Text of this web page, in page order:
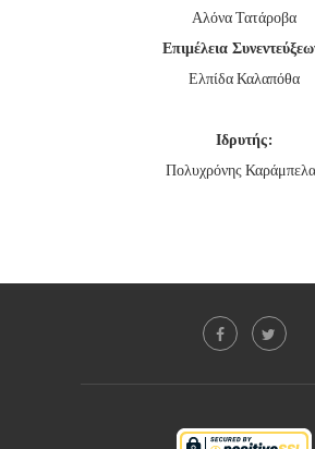
Αλόνα Τατάροβα
Επιμέλεια
Ελπίδα Καλαπόθα
Ιδρυτής:
Πολυχρόνης